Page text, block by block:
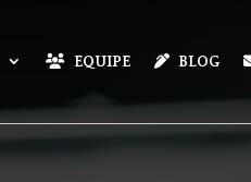
EQUIPE BLOG